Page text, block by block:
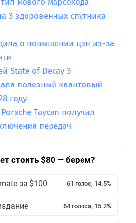
нового марсохода
3 здоровенных спутника
о повышении цен из-за
State of Decay 3
полезный квантовый
году
Taycan получил
передач
стоить $80 — берем?
за $100 61 голос, 14.5%
64 голоса, 15.2%